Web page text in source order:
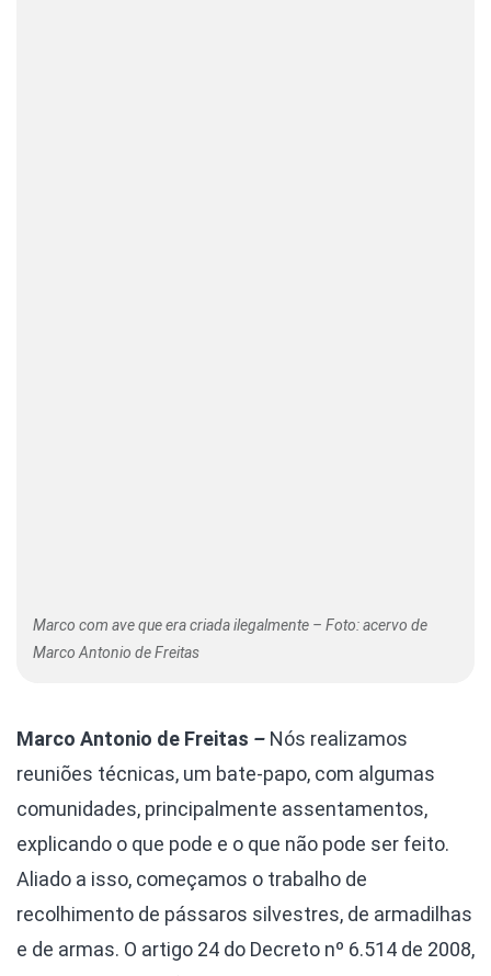
Marco com ave que era criada ilegalmente – Foto: acervo de
Marco Antonio de Freitas
Marco Antonio de Freitas – Nós realizamos
reuniões técnicas, um bate-papo, com algumas
comunidades, principalmente assentamentos,
explicando o que pode e o que não pode ser feito.
Aliado a isso, começamos o trabalho de
recolhimento de pássaros silvestres, de armadilhas
e de armas. O artigo 24 do Decreto nº 6.514 de 2008,